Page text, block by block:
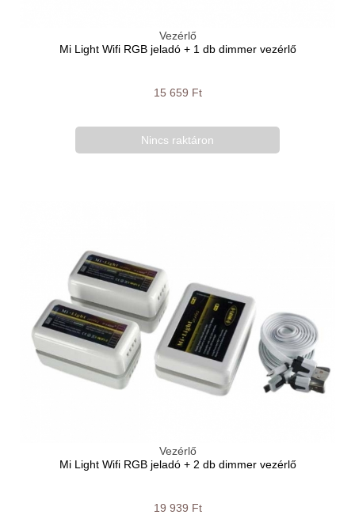
Vezérlő
Mi Light Wifi RGB jeladó + 1 db dimmer vezérlő
15 659 Ft
Nincs raktáron
Vezérlő
Mi Light Wifi RGB jeladó + 2 db dimmer vezérlő
19 939 Ft